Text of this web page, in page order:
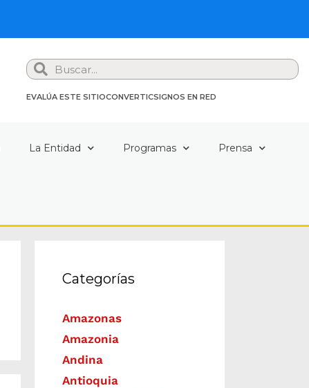
Search
EVALÚA ESTE SITIOCONVERTICSIGNOS EN RED
La Entidad Programas Prensa
Categorías
Amazonas
Amazonia
Andina
Antioquia